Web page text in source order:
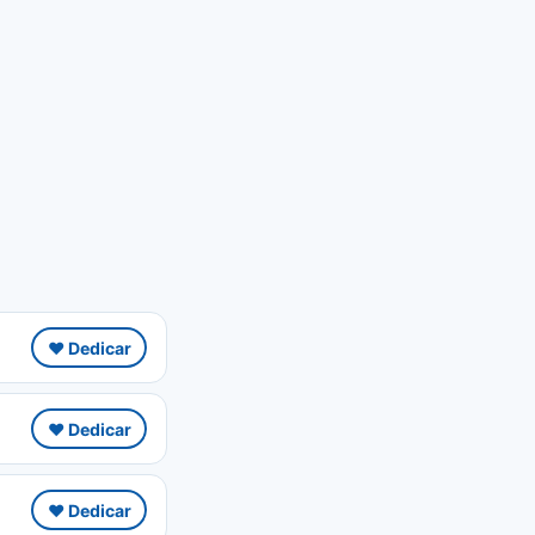
❤️ Dedicar
❤️ Dedicar
❤️ Dedicar